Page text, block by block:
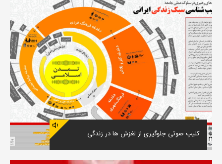
کلیپ صوتی جلوگیری از لغزش ها در زندگی